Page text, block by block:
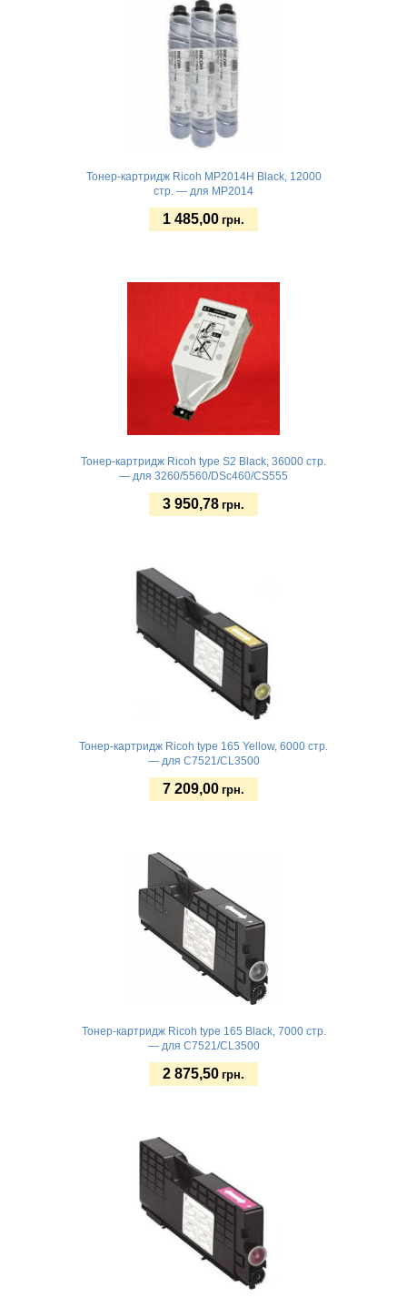
Тонер-картридж Ricoh MP2014H Black, 12000
стр. — для MP2014
1 485,00 грн.
Тонер-картридж Ricoh type S2 Black, 36000 стр.
— для 3260/5560/DSc460/CS555
3 950,78 грн.
Тонер-картридж Ricoh type 165 Yellow, 6000 стр.
— для C7521/CL3500
7 209,00 грн.
Тонер-картридж Ricoh type 165 Black, 7000 стр.
— для C7521/CL3500
2 875,50 грн.